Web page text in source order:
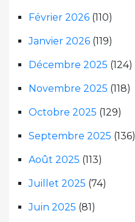
Février 2026 (110)
Janvier 2026 (119)
Décembre 2025 (124)
Novembre 2025 (118)
Octobre 2025 (129)
Septembre 2025 (136)
Août 2025 (113)
Juillet 2025 (74)
Juin 2025 (81)